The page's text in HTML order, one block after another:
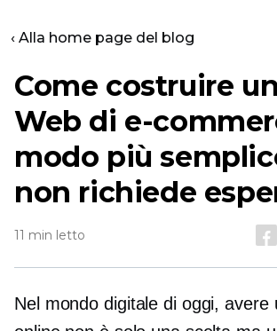
‹ Alla home page del blog
Come costruire
Web di e-
modo più
non richiede
11 min letto
Nel mondo digitale di oggi, avere